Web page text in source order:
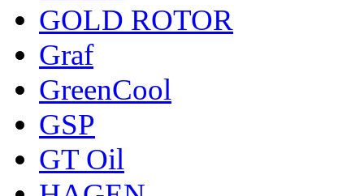
GOLD ROTOR
Graf
GreenCool
GSP
GT Oil